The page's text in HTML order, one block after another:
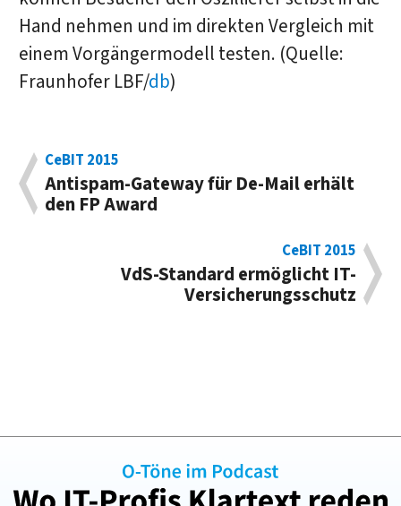
Hand nehmen und im direkten Vergleich mit
einem Vorgängermodell testen. (Quelle:
Fraunhofer LBF/db)
CeBIT 2015
Antispam-Gateway für De-Mail erhält
den FP Award
CeBIT 2015
VdS-Standard ermöglicht IT-
Versicherungsschutz